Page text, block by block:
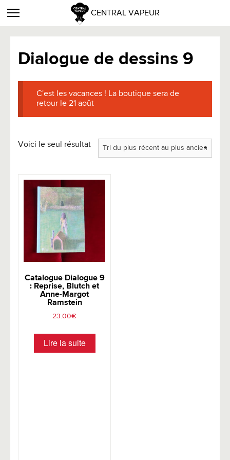
CENTRAL VAPEUR
Dialogue de dessins 9
C'est les vacances ! La boutique sera de
retour le 21 août
Voici le seul résultat
Catalogue Dialogue 9
: Reprise, Blutch et
Anne-Margot
Ramstein
23.00€
Lire la suite